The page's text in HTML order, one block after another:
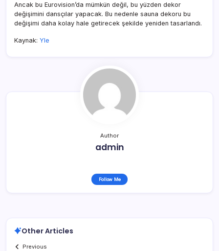
Ancak bu Eurovision’da mümkün değil, bu yüzden dekor
değişimini dansçılar yapacak. Bu nedenle sauna dekoru bu
değişimi daha kolay hale getirecek şekilde yeniden tasarlandı.
Kaynak: Yle
Author
admin
Follow Me
Other Articles
Previous